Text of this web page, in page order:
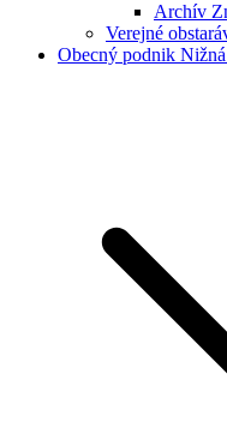
Archív
Verejné
Obecný podnik Nižná